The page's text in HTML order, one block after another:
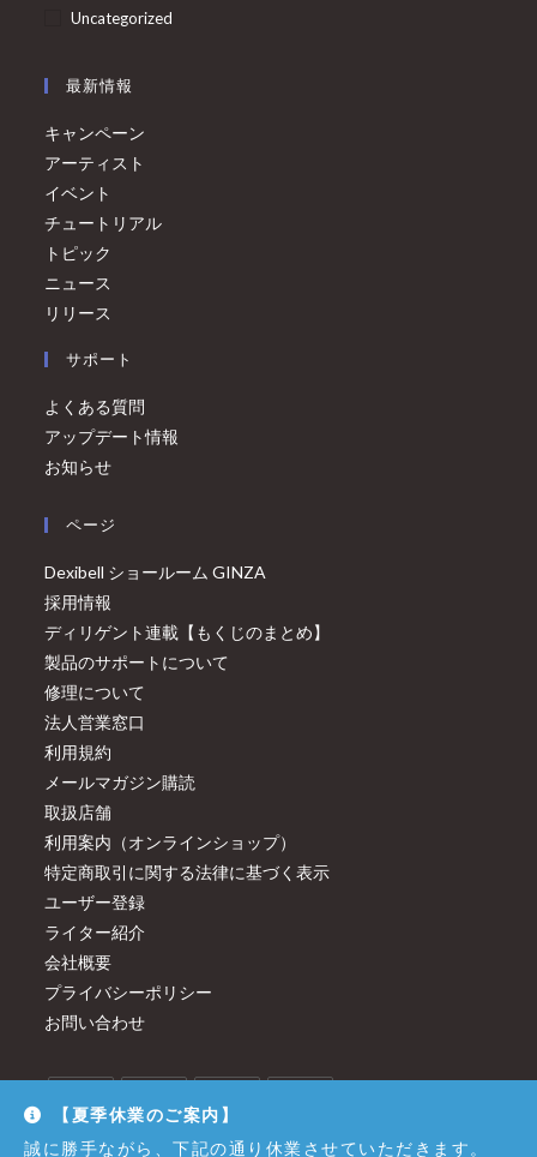
Uncategorized
最新情報
キャンペーン
アーティスト
イベント
チュートリアル
トピック
ニュース
リリース
サポート
よくある質問
アップデート情報
お知らせ
ページ
Dexibell ショールーム GINZA
採用情報
ディリゲント連載【もくじのまとめ】
製品のサポートについて
修理について
法人営業窓口
利用規約
メールマガジン購読
取扱店舗
利用案内（オンラインショップ）
特定商取引に関する法律に基づく表示
ユーザー登録
ライター紹介
会社概要
プライバシーポリシー
お問い合わせ
【夏季休業のご案内】
誠に勝手ながら、下記の通り休業させていただきます。